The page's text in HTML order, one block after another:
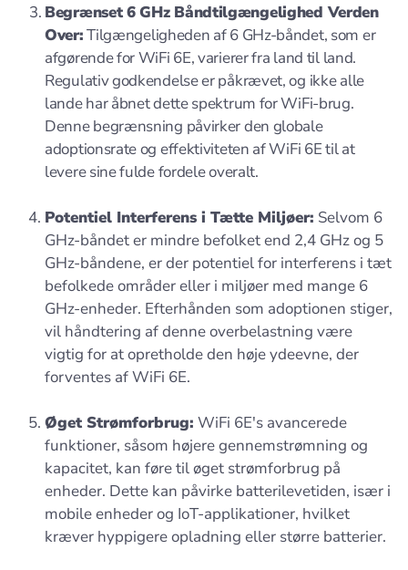
Begrænset 6 GHz Båndtilgængelighed Verden
Over:Tilgængeligheden af 6 GHz-båndet, som er
afgørende for WiFi 6E, varierer fra land til land.
Regulativ godkendelse er påkrævet, og ikke alle
lande har åbnet dette spektrum for WiFi-brug.
Denne begrænsning påvirker den globale
adoptionsrate og effektiviteten af WiFi 6E til at
levere sine fulde fordele overalt.
Potentiel Interferens i Tætte Miljøer: Selvom 6
GHz-båndet er mindre befolket end 2,4 GHz og 5
GHz-båndene, er der potentiel for interferens i tæt
befolkede områder eller i miljøer med mange 6
GHz-enheder. Efterhånden som adoptionen stiger,
vil håndtering af denne overbelastning være
vigtig for at opretholde den høje ydeevne, der
forventes af WiFi 6E.
Øget Strømforbrug: WiFi 6E's avancerede
funktioner, såsom højere gennemstrømning og
kapacitet, kan føre til øget strømforbrug på
enheder. Dette kan påvirke batterilevetiden, især i
mobile enheder og IoT-applikationer, hvilket
kræver hyppigere opladning eller større batterier.